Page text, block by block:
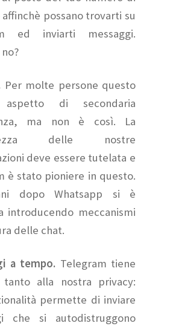
possano trovarti su
ed inviarti messaggi.
Per molte persone questo
di secondaria
ma non è così. La
delle nostre
deve essere tutelata e
è stato pioniere in questo.
dopo Whatsapp si è
introducendo meccanismi
delle chat.
a tempo. Telegram tiene
tanto alla nostra privacy:
permette di inviare
che si autodistruggono